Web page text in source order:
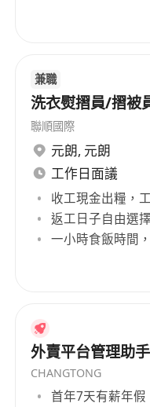
兼職
洗衣熨摺員/摺被
聯順國際
元朗, 元朗
工作日面議
收工現金出糧，
返工日子自由選
一小時食飯時間
外賣平台管理助手
CHANGTONG
首年7天有薪年